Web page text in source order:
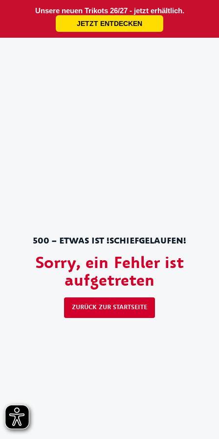
Unsere neuen Trikots 26/27 - jetzt erhältlich.
JETZT ENTDECKEN
500 – ETWAS IST !SCHIEFGELAUFEN!
Sorry, ein Fehler ist
aufgetreten
ZURÜCK ZUR STARTSEITE